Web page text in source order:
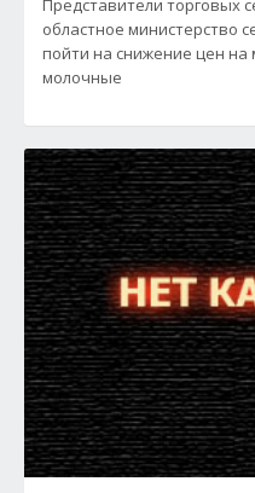
Представители торговых
областное министерство
пойти на снижение цен на
молочные